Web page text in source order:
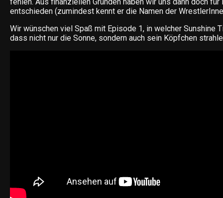
entschieden (zumindest kennt er die Namen der
Wir wünschen viel Spaß mit Episode 1, in welcher Sunshine
dass nicht nur die Sonne, sondern auch sein Köpfchen